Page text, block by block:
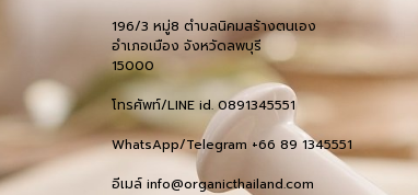
196/3 หมู่8 ตำบลนิคมสร้างตนเอง
อำเภอเมือง จังหวัดลพบุรี
15000
โทรศัพท์/LINE id. 0891345551
WhatsApp/Telegram +66 89 1345551
อีเมล์ info@organicthailand.com